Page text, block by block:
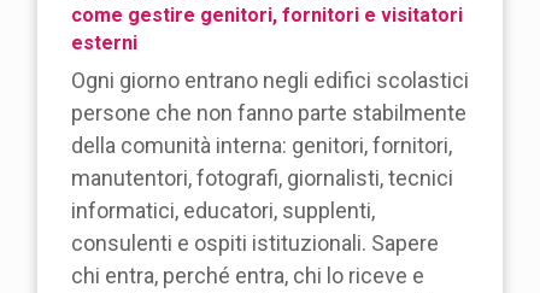
come gestire genitori, fornitori e visitatori
esterni
Ogni giorno entrano negli edifici scolastici
persone che non fanno parte stabilmente
della comunità interna: genitori, fornitori,
manutentori, fotografi, giornalisti, tecnici
informatici, educatori, supplenti,
consulenti e ospiti istituzionali. Sapere
chi entra, perché entra, chi lo riceve e